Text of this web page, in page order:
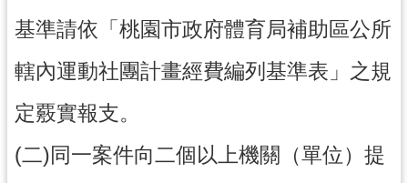
總
園
a
e
基準請依「桃園市政府體育局補助區公所
轄內運動社團計畫經費編列基準表」之規
定覈實報支。
(二)同一案件向二個以上機關（單位）提